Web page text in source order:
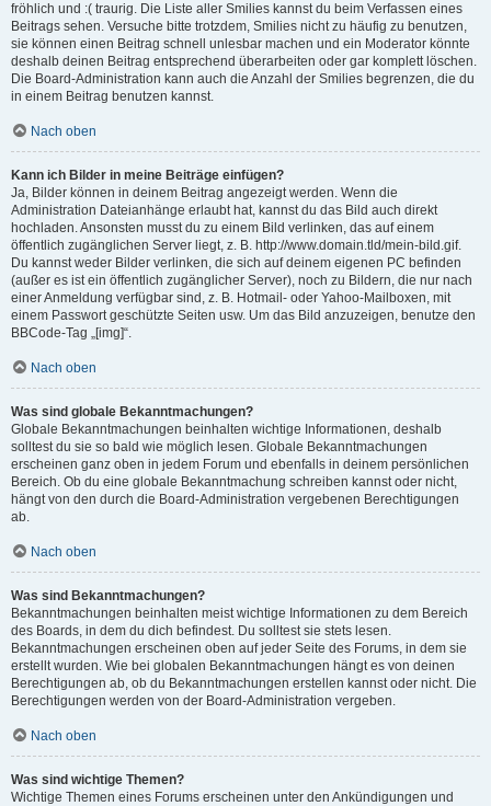
fröhlich und :( traurig. Die Liste aller Smilies kannst du beim Verfassen eines
Beitrags sehen. Versuche bitte trotzdem, Smilies nicht zu häufig zu benutzen,
sie können einen Beitrag schnell unlesbar machen und ein Moderator könnte
deshalb deinen Beitrag entsprechend überarbeiten oder gar komplett löschen.
Die Board-Administration kann auch die Anzahl der Smilies begrenzen, die du
in einem Beitrag benutzen kannst.
Nach oben
Kann ich Bilder in meine Beiträge einfügen?
Ja, Bilder können in deinem Beitrag angezeigt werden. Wenn die
Administration Dateianhänge erlaubt hat, kannst du das Bild auch direkt
hochladen. Ansonsten musst du zu einem Bild verlinken, das auf einem
öffentlich zugänglichen Server liegt, z. B. http://www.domain.tld/mein-bild.gif.
Du kannst weder Bilder verlinken, die sich auf deinem eigenen PC befinden
(außer es ist ein öffentlich zugänglicher Server), noch zu Bildern, die nur nach
einer Anmeldung verfügbar sind, z. B. Hotmail- oder Yahoo-Mailboxen, mit
einem Passwort geschützte Seiten usw. Um das Bild anzuzeigen, benutze den
BBCode-Tag „[img]“.
Nach oben
Was sind globale Bekanntmachungen?
Globale Bekanntmachungen beinhalten wichtige Informationen, deshalb
solltest du sie so bald wie möglich lesen. Globale Bekanntmachungen
erscheinen ganz oben in jedem Forum und ebenfalls in deinem persönlichen
Bereich. Ob du eine globale Bekanntmachung schreiben kannst oder nicht,
hängt von den durch die Board-Administration vergebenen Berechtigungen
ab.
Nach oben
Was sind Bekanntmachungen?
Bekanntmachungen beinhalten meist wichtige Informationen zu dem Bereich
des Boards, in dem du dich befindest. Du solltest sie stets lesen.
Bekanntmachungen erscheinen oben auf jeder Seite des Forums, in dem sie
erstellt wurden. Wie bei globalen Bekanntmachungen hängt es von deinen
Berechtigungen ab, ob du Bekanntmachungen erstellen kannst oder nicht. Die
Berechtigungen werden von der Board-Administration vergeben.
Nach oben
Was sind wichtige Themen?
Wichtige Themen eines Forums erscheinen unter den Ankündigungen und